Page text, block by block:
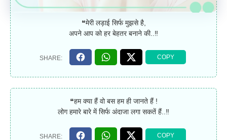
❝मेरी लड़ाई सिर्फ मुझसे है,
अपने आप को हर बेहतर बनाने की..‼
❝हम क्या हैं वो बस हम ही जानते हैं !
लोग हमारे बारे में सिर्फ अंदाजा लगा सकतें हैं..‼